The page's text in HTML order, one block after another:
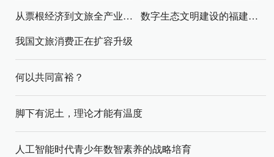
从票根经济到文旅全产业链升级 数字生态文明建设的福建路径与启示
我国文旅消费正在扩容升级
何以共同富裕？
脚下有泥土，理论才能有温度
人工智能时代青少年数智素养的战略培育